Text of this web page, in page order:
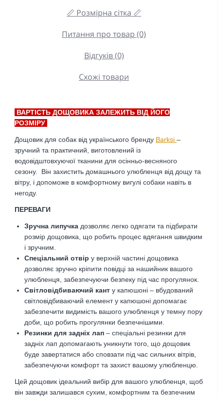
📏 Розмірна сітка 📏
Питання про товар (0)
Відгуків (0)
Схожі товари
ВАРТІСТЬ ДОЩОВИКА ЗАЛЕЖИТЬ ВІД ЙОГО
РОЗМІРУ
Дощовик для собак від українського бренду Barksi –
зручний та практичний, виготовлений із
водовідштовхуючої тканини для осінньо-весняного
сезону. Він захистить домашнього улюбленця від дощу та
вітру, і допоможе в комфортному вигулі собаки навіть в
негоду.
ПЕРЕВАГИ
Зручна липучка дозволяє легко одягати та підбирати
розмір дощовика, що робить процес вдягання швидким
і зручним.
Спеціальний отвір у верхній частині дощовика
дозволяє зручно кріпити повідці за нашийник вашого
улюбленця, забезпечуючи безпеку під час прогулянок.
Світловідбиваючий кант у капюшоні – вбудований
світловідбиваючий елемент у капюшоні допомагає
забезпечити видимість вашого улюбленця у темну пору
доби, що робить прогулянки безпечнішими.
Резинки для задніх лап – спеціальні резинки для
задніх лап допомагають уникнути того, що дощовик
буде завертатися або сповзати під час сильних вітрів,
забезпечуючи комфорт та захист вашому улюбленцю.
Цей дощовик ідеальний вибір для вашого улюбленця, щоб
він завжди залишався сухим, комфортним та безпечним